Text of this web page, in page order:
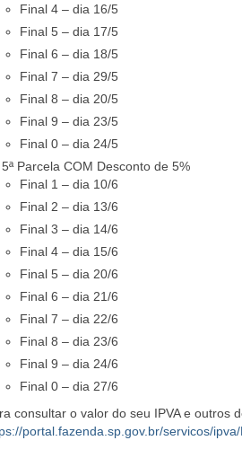
Final 4 – dia 16/5
Final 5 – dia 17/5
Final 6 – dia 18/5
Final 7 – dia 29/5
Final 8 – dia 20/5
Final 9 – dia 23/5
Final 0 – dia 24/5
5ª Parcela COM Desconto de 5%
Final 1 – dia 10/6
Final 2 – dia 13/6
Final 3 – dia 14/6
Final 4 – dia 15/6
Final 5 – dia 20/6
Final 6 – dia 21/6
Final 7 – dia 22/6
Final 8 – dia 23/6
Final 9 – dia 24/6
Final 0 – dia 27/6
consultar o valor do seu IPVA e outros
portal.fazenda.sp.gov.br/servicos/